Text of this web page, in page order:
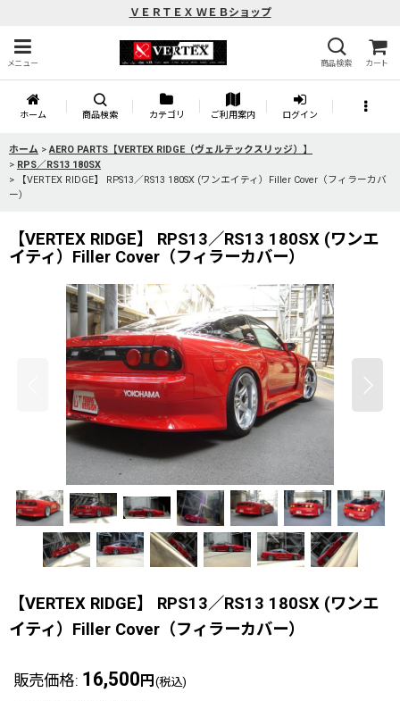
ＶＥＲＴＥＸ ＷＥＢショップ
メニュー 商品検索 カート
ホーム 商品検索 カテゴリ ご利用案内 ログイン
ホーム > AERO PARTS【VERTEX RIDGE（ヴェルテックスリッジ）】
> RPS／RS13 180SX
>
【VERTEX RIDGE】 RPS13／RS13 180SX (ワンエイティ）Filler Cover（フィラーカバ
ー）
【VERTEX RIDGE】 RPS13／RS13 180SX (ワンエ
イティ）Filler Cover（フィラーカバー）
【VERTEX RIDGE】 RPS13／RS13 180SX (ワンエ
イティ）Filler Cover（フィラーカバー）
販売価格: 16,500 円 (税込)